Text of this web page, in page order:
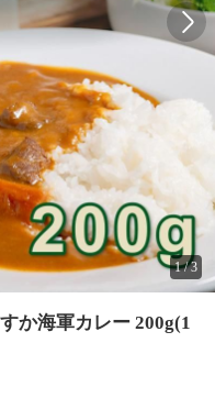
1/3
か海軍カレー 200g(1